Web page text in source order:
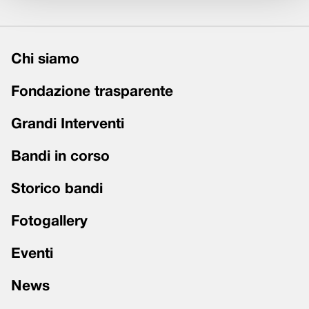
Chi siamo
Fondazione trasparente
Grandi Interventi
Bandi in corso
Storico bandi
Fotogallery
Eventi
News